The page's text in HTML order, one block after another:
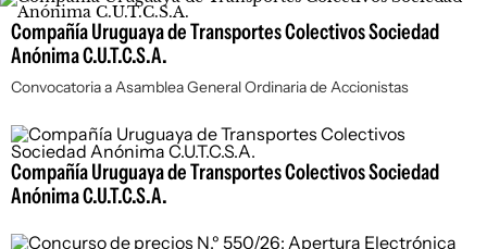
Compañía Uruguaya de Transportes Colectivos Sociedad
Anónima C.U.T.C.S.A.
Convocatoria a Asamblea General Ordinaria de Accionistas
Compañía Uruguaya de Transportes Colectivos Sociedad
Anónima C.U.T.C.S.A.